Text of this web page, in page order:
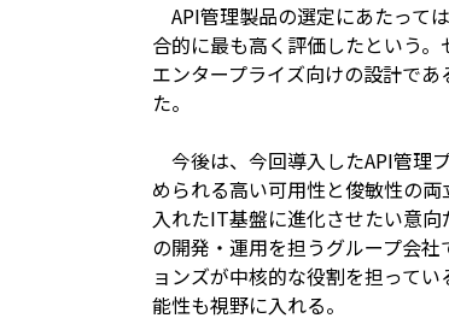
API管理製品の選定にあたって
合的に最も高く評価したという
エンタープライズ向けの設計で
た。
今後は、今回導入したAPI管理
められる高い可用性と俊敏性の
入れたIT基盤に進化させたい意
の開発・運用を担うグループ会
ョンズが中核的な役割を担って
能性も視野に入れる。